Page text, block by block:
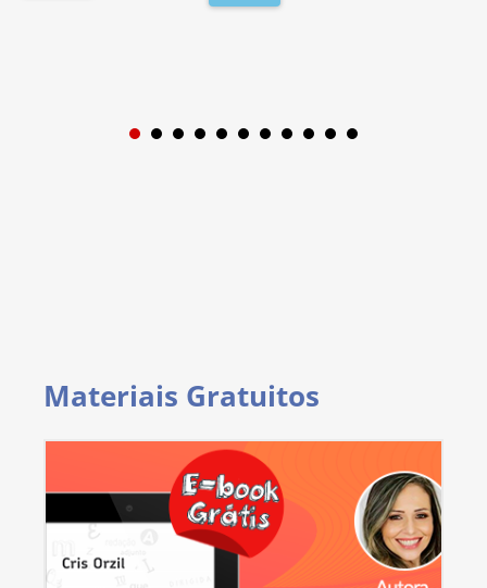
1 2 3
Materiais Gratuitos